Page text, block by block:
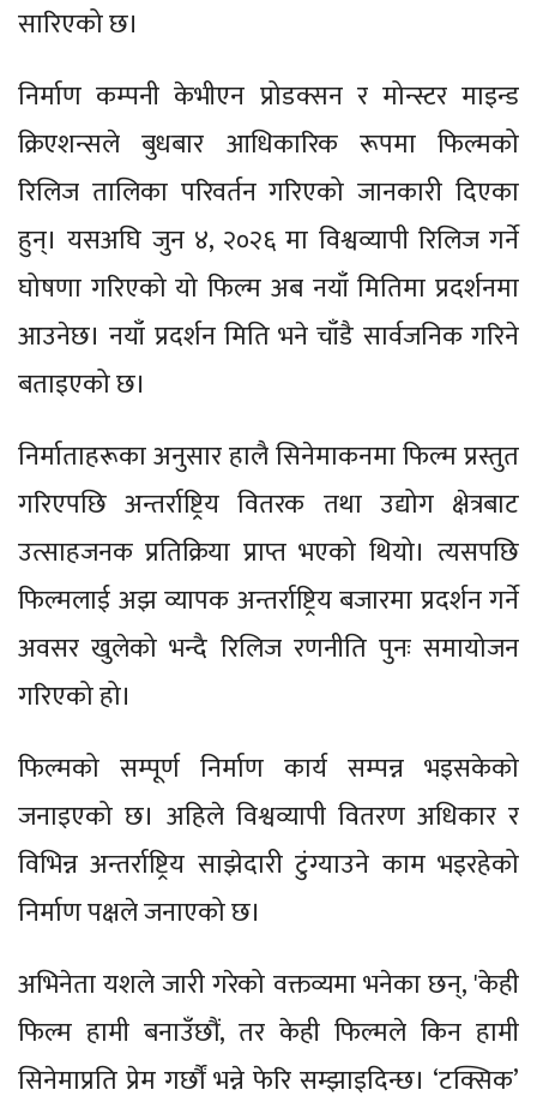
सारिएको छ।
निर्माण कम्पनी केभीएन प्रोडक्सन र मोन्स्टर माइन्ड
क्रिएशन्सले बुधबार आधिकारिक रूपमा फिल्मको
रिलिज तालिका परिवर्तन गरिएको जानकारी दिएका
हुन्। यसअघि जुन ४, २०२६ मा विश्वव्यापी रिलिज गर्ने
घोषणा गरिएको यो फिल्म अब नयाँ मितिमा प्रदर्शनमा
आउनेछ। नयाँ प्रदर्शन मिति भने चाँडै सार्वजनिक गरिने
बताइएको छ।
निर्माताहरूका अनुसार हालै सिनेमाकनमा फिल्म प्रस्तुत
गरिएपछि अन्तर्राष्ट्रिय वितरक तथा उद्योग क्षेत्रबाट
उत्साहजनक प्रतिक्रिया प्राप्त भएको थियो। त्यसपछि
फिल्मलाई अझ व्यापक अन्तर्राष्ट्रिय बजारमा प्रदर्शन गर्ने
अवसर खुलेको भन्दै रिलिज रणनीति पुनः समायोजन
गरिएको हो।
फिल्मको सम्पूर्ण निर्माण कार्य सम्पन्न भइसकेको
जनाइएको छ। अहिले विश्वव्यापी वितरण अधिकार र
विभिन्न अन्तर्राष्ट्रिय साझेदारी टुंग्याउने काम भइरहेको
निर्माण पक्षले जनाएको छ।
अभिनेता यशले जारी गरेको वक्तव्यमा भनेका छन्, 'केही
फिल्म हामी बनाउँछौं, तर केही फिल्मले किन हामी
सिनेमाप्रति प्रेम गर्छौं भन्ने फेरि सम्झाइदिन्छ। ‘टक्सिक’